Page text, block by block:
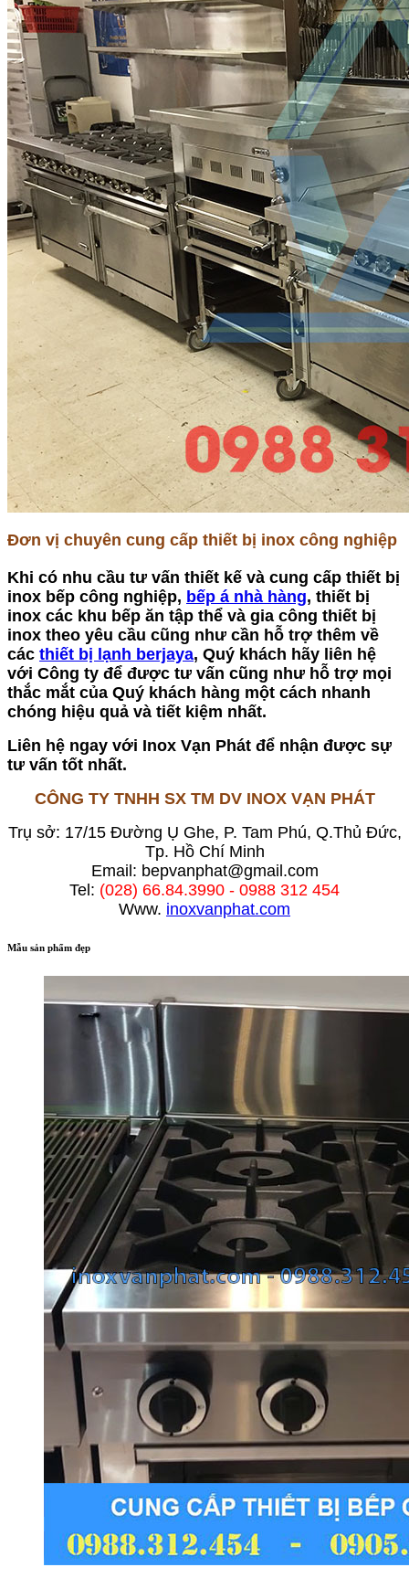
Đơn vị chuyên cung cấp thiết bị inox công nghiệp
Khi có nhu cầu tư vấn thiết kế và cung cấp thiết bị
inox bếp công nghiệp, bếp á nhà hàng, thiết bị
inox các khu bếp ăn tập thể và gia công thiết bị
inox theo yêu cầu cũng như cần hỗ trợ thêm về
các thiết bị lạnh berjaya, Quý khách hãy liên hệ
với Công ty để được tư vấn cũng như hỗ trợ mọi
thắc mắt của Quý khách hàng một cách nhanh
chóng hiệu quả và tiết kiệm nhất.
Liên hệ ngay với Inox Vạn Phát để nhận được sự
tư vấn tốt nhất.
CÔNG TY TNHH SX TM DV INOX VẠN PHÁT
Trụ sở: 17/15 Đường Ụ Ghe, P. Tam Phú, Q.Thủ Đức,
Tp. Hồ Chí Minh
Email: bepvanphat@gmail.com
Tel: (028) 66.84.3990 - 0988 312 454
Www. inoxvanphat.com
Mẫu sản phẩm đẹp